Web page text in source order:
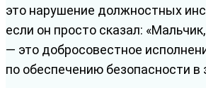
это нарушение должностных
если он просто сказал:
— это добросовестное
по обеспечению безопасности в